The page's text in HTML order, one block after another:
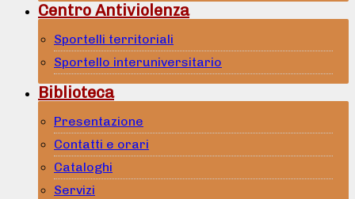
Centro Antiviolenza
Sportelli territoriali
Sportello interuniversitario
Biblioteca
Presentazione
Contatti e orari
Cataloghi
Servizi